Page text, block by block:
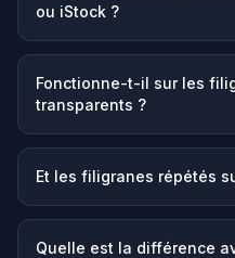
ou iStock ?
Fonctionne-t-il sur les
transparents ?
Et les filigranes répétés
Quelle est la différence